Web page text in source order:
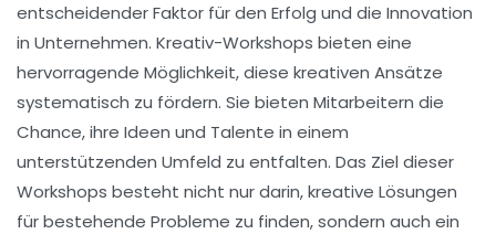
entscheidender Faktor für den Erfolg und die Innovation
in Unternehmen. Kreativ-Workshops bieten eine
hervorragende Möglichkeit, diese kreativen Ansätze
systematisch zu fördern. Sie bieten Mitarbeitern die
Chance, ihre Ideen und Talente in einem
unterstützenden Umfeld zu entfalten. Das Ziel dieser
Workshops besteht nicht nur darin, kreative Lösungen
für bestehende Probleme zu finden, sondern auch ein